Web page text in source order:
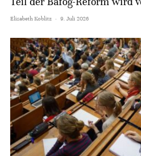
Elisabeth Koblitz · 9. Juli 2026